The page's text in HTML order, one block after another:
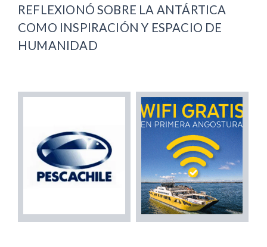
REFLEXIONÓ SOBRE LA ANTÁRTICA
COMO INSPIRACIÓN Y ESPACIO DE
HUMANIDAD